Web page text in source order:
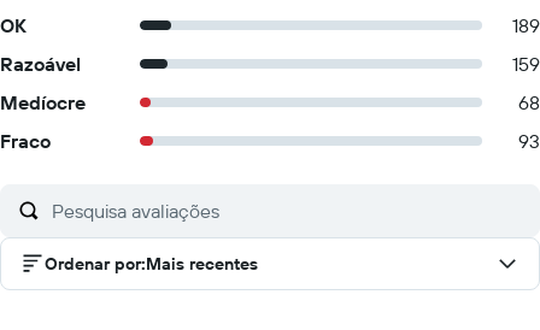
OK
189
Razoável
159
Medíocre
68
Fraco
93
Ordenar por:Mais recentes